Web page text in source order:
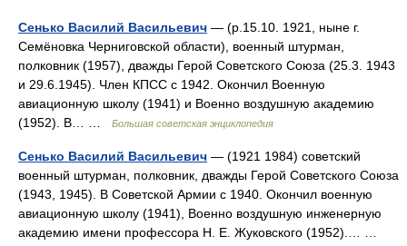
Сенько Василий Васильевич — (р.15.10. 1921, ныне г.
Семёновка Черниговской области), военный штурман,
полковник (1957), дважды Герой Советского Союза (25.3. 1943
и 29.6.1945). Член КПСС с 1942. Окончил Военную
авиационную школу (1941) и Военно воздушную академию
(1952). В… …
Большая советская энциклопедия
Сенько Василий Васильевич — (1921 1984) советский
военный штурман, полковник, дважды Герой Советского Союза
(1943, 1945). В Советской Армии с 1940. Окончил военную
авиационную школу (1941), Военно воздушную инженерную
академию имени профессора Н. Е. Жуковского (1952).… …